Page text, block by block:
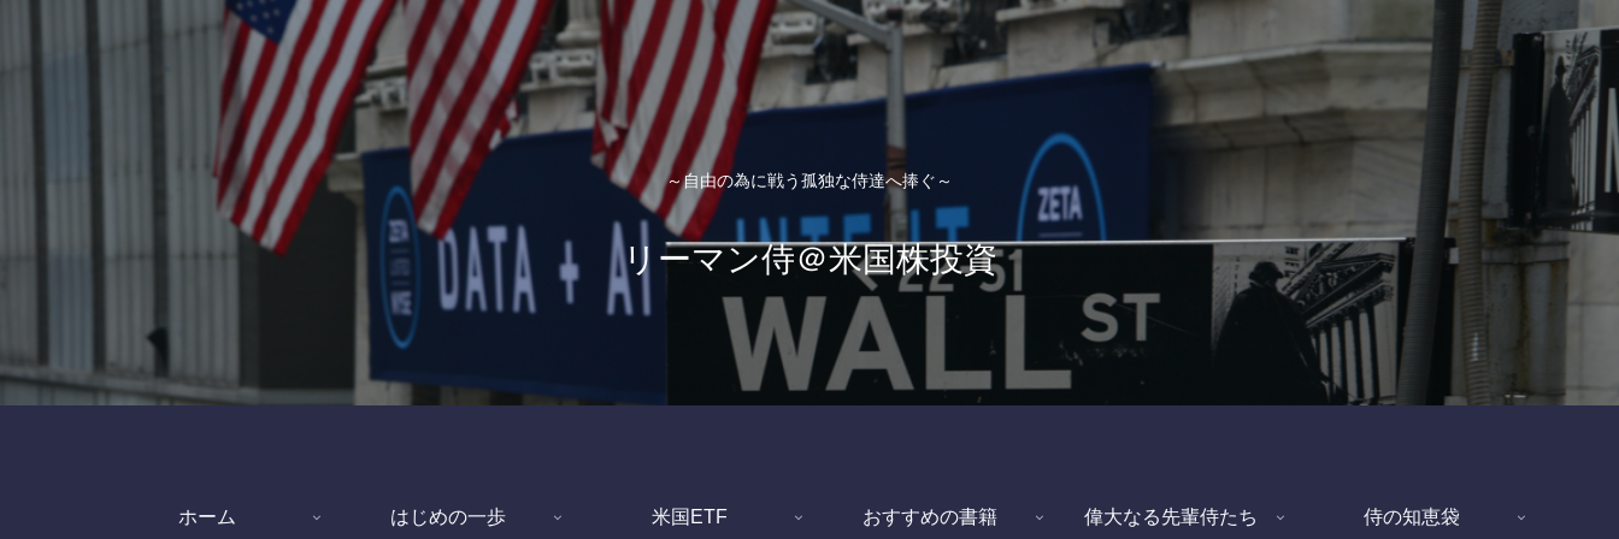
～自由の為に戦う孤独な侍達へ捧ぐ～
リーマン侍＠米国株投資
ホーム はじめの一歩 米国ETF おすすめの書籍 偉大なる先輩侍たち 侍の知恵袋